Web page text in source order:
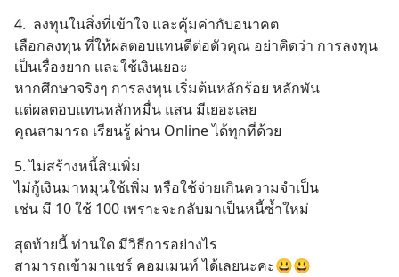
4.  ลงทุนในสิ่งที่เข้าใจ และคุ้มค่ากับอนาคต
เลือกลงทุน ที่ให้ผลตอบแทนดีต่อตัวคุณ อย่าคิดว่า การลงทุน
เป็นเรื่องยาก และใช้เงินเยอะ
หากศึกษาจริงๆ การลงทุน เริ่มต้นหลักร้อย หลักพัน
แต่ผลตอบแทนหลักหมื่น แสน มีเยอะเลย
คุณสามารถ เรียนรู้ ผ่าน Online ได้ทุกที่ด้วย
5. ไม่สร้างหนี้สินเพิ่ม
ไม่กู้เงินมาหมุนใช้เพิ่ม หรือใช้จ่ายเกินความจำเป็น
เช่น มี 10 ใช้ 100 เพราะจะกลับมาเป็นหนี้ซ้ำใหม่
สุดท้ายนี้ ท่านใด มีวิธีการอย่างไร
สามารถเข้ามาแชร์ คอมเมนท์ ได้เลยนะคะ😃😃